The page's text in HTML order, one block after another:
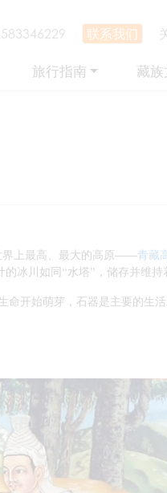
联系我们
旅行指南 藏
界上最高、最大的高原——青藏
冰川如同“水塔”，储存并维持
开始萌芽，石器是主要的生活